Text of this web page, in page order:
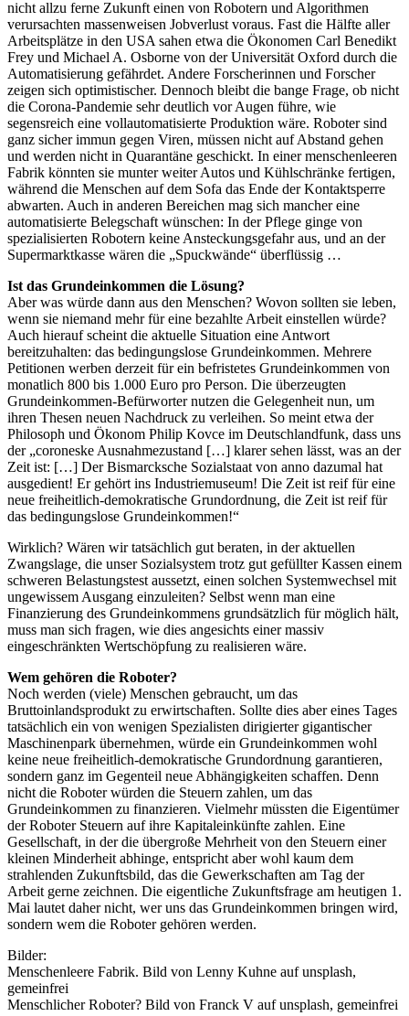
nicht allzu ferne Zukunft einen von Robotern und Algorithmen
verursachten massenweisen Jobverlust voraus. Fast die Hälfte aller
Arbeitsplätze in den USA sahen etwa die Ökonomen Carl Benedikt
Frey und Michael A. Osborne von der Universität Oxford durch die
Automatisierung gefährdet. Andere Forscherinnen und Forscher
zeigen sich optimistischer. Dennoch bleibt die bange Frage, ob nicht
die Corona-Pandemie sehr deutlich vor Augen führe, wie
segensreich eine vollautomatisierte Produktion wäre. Roboter sind
ganz sicher immun gegen Viren, müssen nicht auf Abstand gehen
und werden nicht in Quarantäne geschickt. In einer menschenleeren
Fabrik könnten sie munter weiter Autos und Kühlschränke fertigen,
während die Menschen auf dem Sofa das Ende der Kontaktsperre
abwarten. Auch in anderen Bereichen mag sich mancher eine
automatisierte Belegschaft wünschen: In der Pflege ginge von
spezialisierten Robotern keine Ansteckungsgefahr aus, und an der
Supermarktkasse wären die „Spuckwände“ überflüssig …
Ist das Grundeinkommen die Lösung?
Aber was würde dann aus den Menschen? Wovon sollten sie leben,
wenn sie niemand mehr für eine bezahlte Arbeit einstellen würde?
Auch hierauf scheint die aktuelle Situation eine Antwort
bereitzuhalten: das bedingungslose Grundeinkommen. Mehrere
Petitionen werben derzeit für ein befristetes Grundeinkommen von
monatlich 800 bis 1.000 Euro pro Person. Die überzeugten
Grundeinkommen-Befürworter nutzen die Gelegenheit nun, um
ihren Thesen neuen Nachdruck zu verleihen. So meint etwa der
Philosoph und Ökonom Philip Kovce im Deutschlandfunk, dass uns
der „coroneske Ausnahmezustand […] klarer sehen lässt, was an der
Zeit ist: […] Der Bismarcksche Sozialstaat von anno dazumal hat
ausgedient! Er gehört ins Industriemuseum! Die Zeit ist reif für eine
neue freiheitlich-demokratische Grundordnung, die Zeit ist reif für
das bedingungslose Grundeinkommen!“
Wirklich? Wären wir tatsächlich gut beraten, in der aktuellen
Zwangslage, die unser Sozialsystem trotz gut gefüllter Kassen einem
schweren Belastungstest aussetzt, einen solchen Systemwechsel mit
ungewissem Ausgang einzuleiten? Selbst wenn man eine
Finanzierung des Grundeinkommens grundsätzlich für möglich hält,
muss man sich fragen, wie dies angesichts einer massiv
eingeschränkten Wertschöpfung zu realisieren wäre.
Wem gehören die Roboter?
Noch werden (viele) Menschen gebraucht, um das
Bruttoinlandsprodukt zu erwirtschaften. Sollte dies aber eines Tages
tatsächlich ein von wenigen Spezialisten dirigierter gigantischer
Maschinenpark übernehmen, würde ein Grundeinkommen wohl
keine neue freiheitlich-demokratische Grundordnung garantieren,
sondern ganz im Gegenteil neue Abhängigkeiten schaffen. Denn
nicht die Roboter würden die Steuern zahlen, um das
Grundeinkommen zu finanzieren. Vielmehr müssten die Eigentümer
der Roboter Steuern auf ihre Kapitaleinkünfte zahlen. Eine
Gesellschaft, in der die übergroße Mehrheit von den Steuern einer
kleinen Minderheit abhinge, entspricht aber wohl kaum dem
strahlenden Zukunftsbild, das die Gewerkschaften am Tag der
Arbeit gerne zeichnen. Die eigentliche Zukunftsfrage am heutigen 1.
Mai lautet daher nicht, wer uns das Grundeinkommen bringen wird,
sondern wem die Roboter gehören werden.
Bilder:
Menschenleere Fabrik. Bild von Lenny Kuhne auf unsplash,
gemeinfrei
Menschlicher Roboter? Bild von Franck V auf unsplash, gemeinfrei